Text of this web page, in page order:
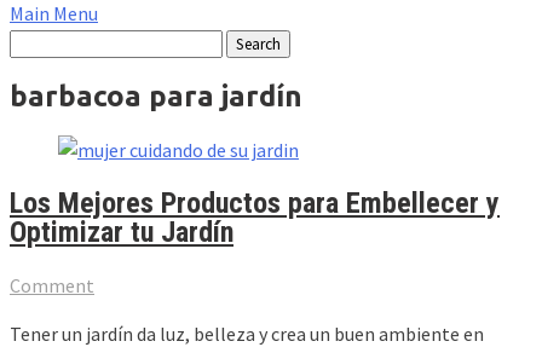
Main Menu
barbacoa para jardín
Los Mejores Productos para Embellecer y
Optimizar tu Jardín
Comment
Tener un jardín da luz, belleza y crea un buen ambiente en